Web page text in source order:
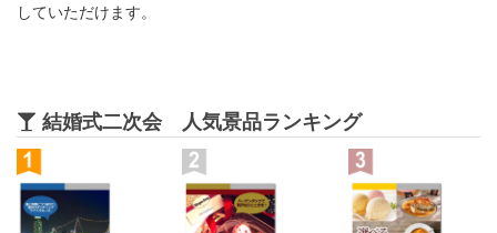
していただけます。
結婚式二次会 人気景品ランキング